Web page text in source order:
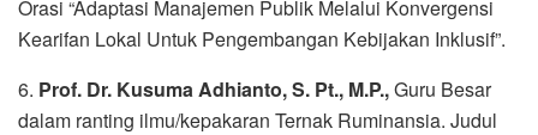
Orasi “Adaptasi Manajemen Publik Melalui Konvergensi
Kearifan Lokal Untuk Pengembangan Kebijakan Inklusif”.
6. Prof. Dr. Kusuma Adhianto, S. Pt., M.P.,Guru Besar
dalam ranting ilmu/kepakaran Ternak Ruminansia. Judul